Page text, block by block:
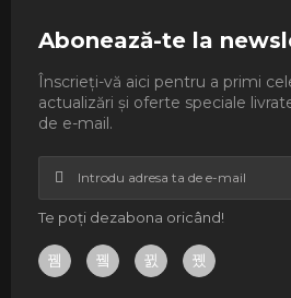
Abonează-te la
Înscrieți-vă aici pentru a primi
actualizări și oferte speciale
de e-mail.
Te poți dezabona oricând!